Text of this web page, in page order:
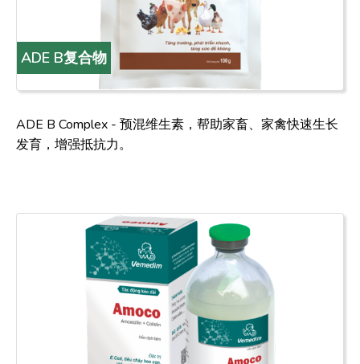
ADE B复合物
ADE B Complex - 预混维生素，帮助家畜、家禽快速生长
发育，增强抵抗力。